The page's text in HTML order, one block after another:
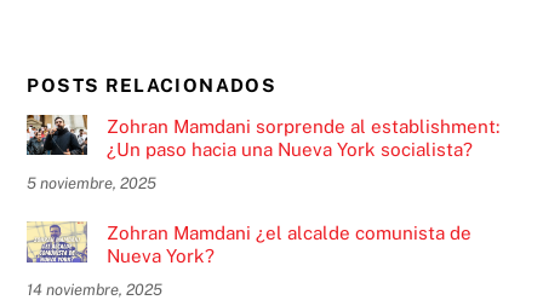
POSTS RELACIONADOS
Zohran Mamdani sorprende al establishment:
¿Un paso hacia una Nueva York socialista?
5 noviembre, 2025
Zohran Mamdani ¿el alcalde comunista de
Nueva York?
14 noviembre, 2025